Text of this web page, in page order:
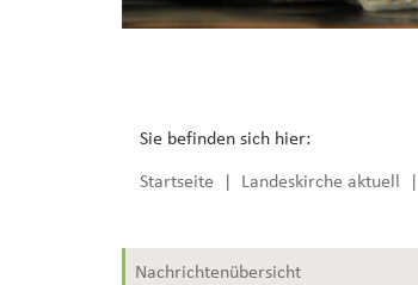
Sie befinden sich hier:
Startseite Landeskirche aktuell
Nachrichtenübersicht